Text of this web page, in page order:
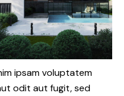
ipsam voluptatem
odit aut fugit, sed